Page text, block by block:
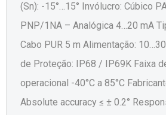
(Sn): -15°…15° Invólucro: Cúbico
PNP/1NA – Analógica 4…20 mA
Cabo PUR 5 m Alimentação:
de Proteção: IP68 / IP69K Faixa
operacional -40°C a 85°C
Absolute accuracy ≤ ± 0.2°